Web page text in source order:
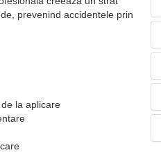
prevenind accidentele prin
la aplicare